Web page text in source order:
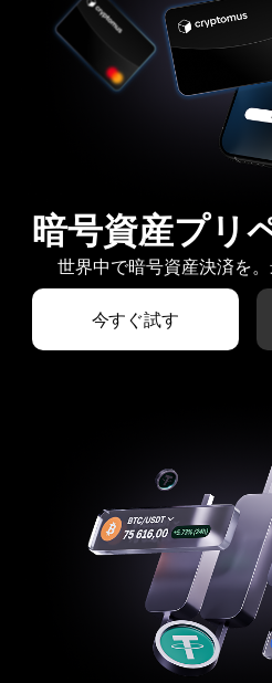
暗号資産プリ
世界中で暗号資産決済を
今すぐ試す